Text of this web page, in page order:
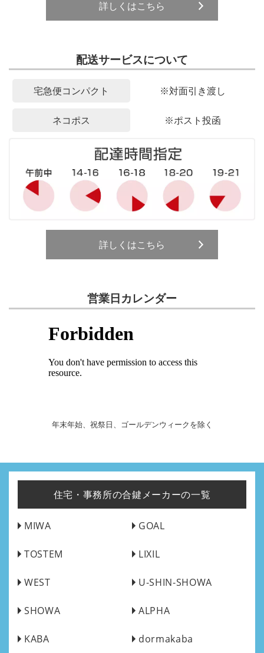
詳しくはこちら
配送サービスについて
宅急便コンパクト ※対面引き渡し
ネコポス ※ポスト投函
詳しくはこちら
営業日カレンダー
年末年始、祝祭日、ゴールデンウィークを除く
住宅・事務所の合鍵メーカーの一覧
MIWA GOAL
TOSTEM LIXIL
WEST U-SHIN-SHOWA
SHOWA ALPHA
KABA dormakaba